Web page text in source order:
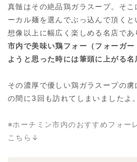
真髄はその絶品鶏ガラスープ。そこ
ーカル麺を選んでぶっ込んで頂くと
想像以上に幅広く楽しめる名店であ
市内で美味い鶏フォー（フォーガ
ようと思った時には筆頭に上がる名
その濃厚で優しい鶏ガラスープの虜
の間に3回も訪れてしまいましたよ。
※ホーチミン市内のおすすめフォー
こちら↓